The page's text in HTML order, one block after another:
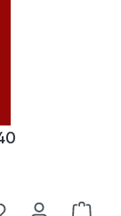
anzeigen
Du hast 0